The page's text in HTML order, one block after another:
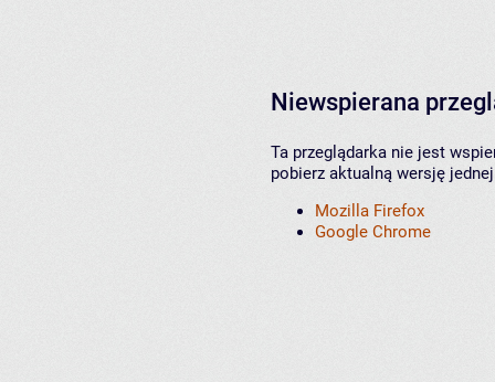
Niewspierana
Ta przeglądarka nie jest
pobierz aktualną wersję
Mozilla Firefox
Google Chrome